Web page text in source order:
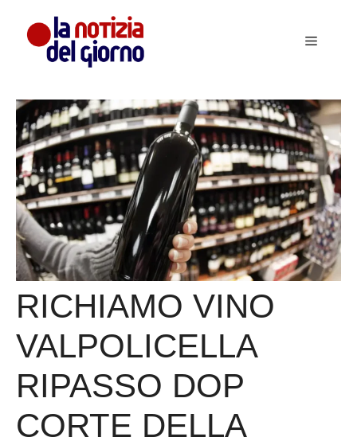
contenuto
Menu
RICHIAMO VINO
VALPOLICELLA
RIPASSO DOP
CORTE DELLA